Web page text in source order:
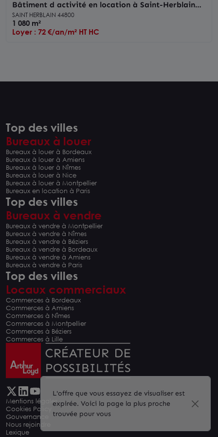
Bâtiment d activité en location à Saint-Herblain
avec stockage extérieur
SAINT HERBLAIN 44800
1 080 m²
Loyer : 72 €/an/m² HT HC
Top des villes
Bureaux à louer
Bureaux à louer à Bordeaux
Bureaux à louer à Amiens
Bureaux à louer à Nîmes
Bureaux à louer à Nice
Bureaux à louer à Montpellier
Bureaux en location à Paris
Top des villes
Bureaux à vendre
Bureaux à vendre à Montpellier
Bureaux à vendre à Nîmes
Bureaux à vendre à Béziers
Bureaux à vendre à Bordeaux
Bureaux à vendre à Amiens
Bureaux à vendre à Paris
Top des villes
Locaux commerciaux
Commerces à Bordeaux
Commerces à Amiens
Commerces à Nîmes
Commerces à Montpellier
Commerces à Béziers
Commerces à Lille
Mentions légales
Cookies Policy
Gouvernance
Nous rejoindre
Lexique
L'offre que vous essayez de visualiser est
expirée. Voici la page la plus proche
trouvée pour vous